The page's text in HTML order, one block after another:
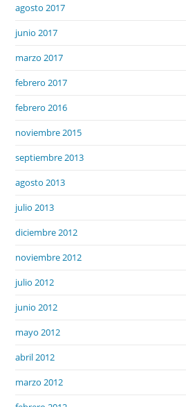
agosto 2017
junio 2017
marzo 2017
febrero 2017
febrero 2016
noviembre 2015
septiembre 2013
agosto 2013
julio 2013
diciembre 2012
noviembre 2012
julio 2012
junio 2012
mayo 2012
abril 2012
marzo 2012